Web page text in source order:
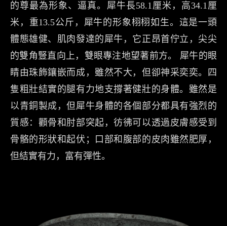
的尊最為形象、逼真。犀牛長58.1厘米，高34.1厘
米，重13.5公斤，犀牛的形象栩栩如生。這是一頭
體態雄健、肌肉發達的犀牛，它正昂首佇立，尖尖
的雙角豎直向上，雙眼專注地望著前方。 犀牛的眼
睛由珠飾鑲嵌而成，雖然不大，但卻神采奕奕。四
隻粗壯結實的腿有力地支撐著健壯的身體。雖然是
以青銅製成，但犀牛身體的各個部分都具有強烈的
質感：顴骨和肘部突起，彷彿可以透過皮膚感受到
骨骼的形狀和起伏；口部和腹部的皮肉雖然肥厚，
但結實有力，富有彈性。